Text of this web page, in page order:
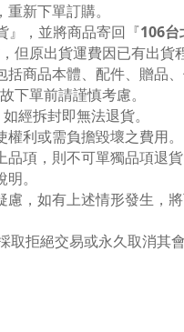
新下單訂購。
』，並將商品寄回『106
原出貨運費因已有出貨
商品本體、配件、贈品
故下單前請謹慎考慮。
經拆封即無法退貨。
利或需負擔毀壞之費用。
項，則不可單獨品項退貨
。
，如有上述情形發生，
拒絕交易或永久取消其